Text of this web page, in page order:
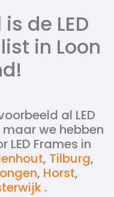
de LED
in Loon
al LED
maar we hebben
LED Frames in
, Tilburg,
, Horst,
.